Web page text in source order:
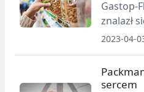
Gastop-
znalazł
Plastics
of the
2023-04-
sercem